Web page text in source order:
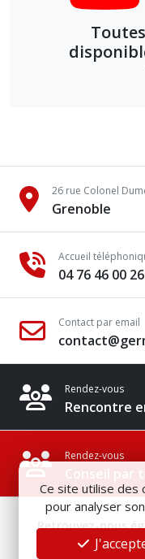
26 rue Colonel
Grenoble
Accueil
04 76 46 00 26
Contact par email
Rendez-vous
Rencontre
Rendez-vous
Conseil par
Retrouvez-nous
Ce site utilise des
pour analyser